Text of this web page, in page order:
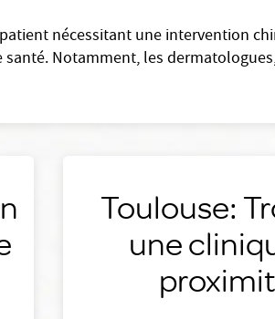
nécessitant une intervention
Notamment, les
Toulouse:
une